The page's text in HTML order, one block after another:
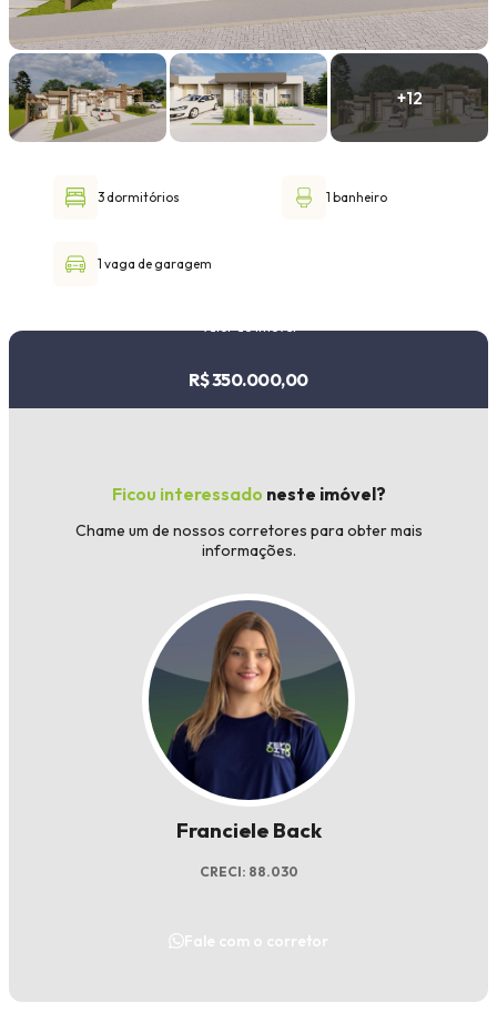
Faixa de valor
30.000,00até1.000.000,00 ou +
3 dormitórios 1 banheiro
1 vaga de garagem
R$ 350.000,00
Ficou interessado neste imóvel?
Chame um de nossos corretores para obter mais
informações.
Franciele Back
CRECI: 88.030
Fale com o corretor